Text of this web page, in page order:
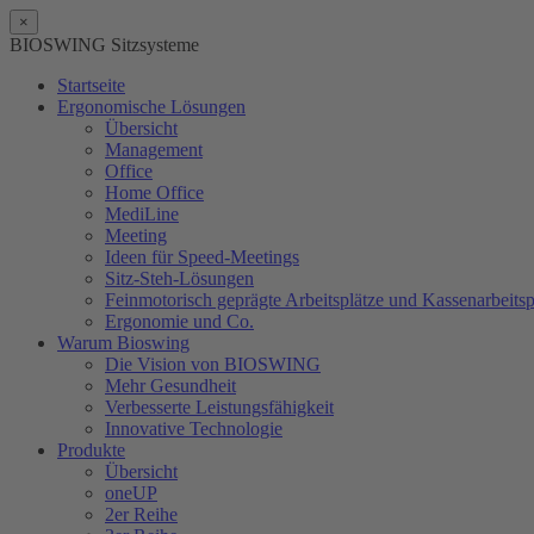
×
BIOSWING Sitzsysteme
Startseite
Ergonomische Lösungen
Übersicht
Management
Office
Home Office
MediLine
Meeting
Ideen für Speed-Meetings
Sitz-Steh-Lösungen
Feinmotorisch geprägte Arbeitsplätze und
Ergonomie und Co.
Warum Bioswing
Die Vision von BIOSWING
Mehr Gesundheit
Verbesserte Leistungsfähigkeit
Innovative Technologie
Produkte
Übersicht
oneUP
2er Reihe